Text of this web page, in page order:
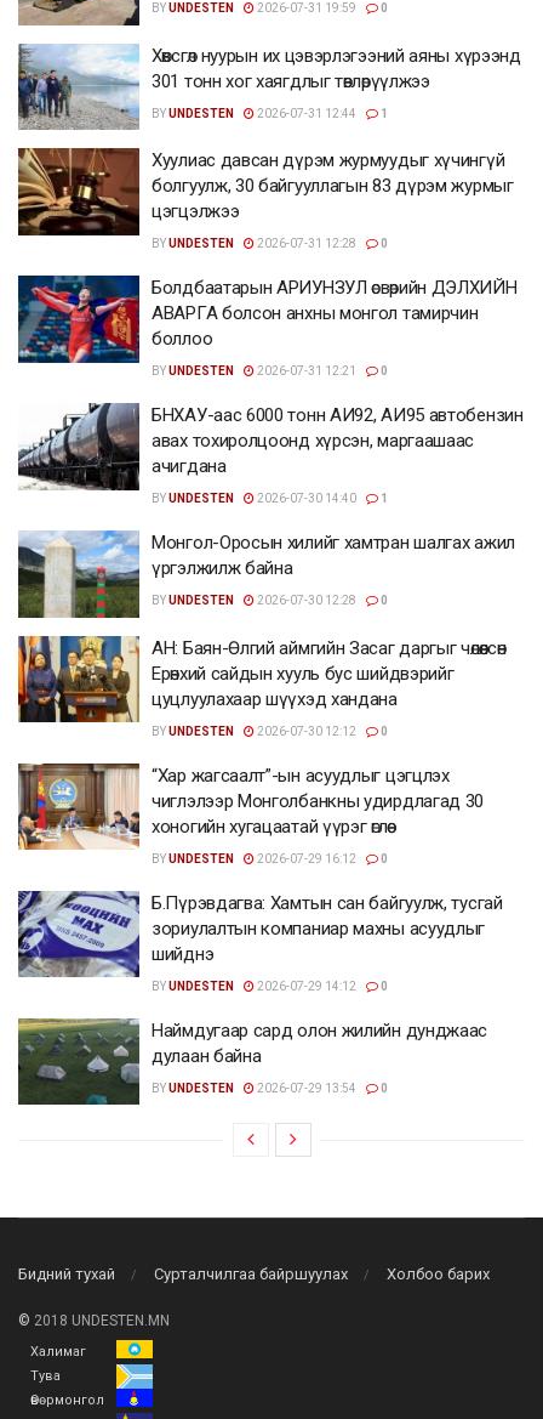
BYUNDESTEN 2026-07-31 19:59 0
Хөвсгөл нуурын их цэвэрлэгээний аяны хүрээнд
301 тонн хог хаягдлыг төвлөрүүлжээ
BYUNDESTEN 2026-07-31 12:44 1
Хуулиас давсан дүрэм журмуудыг хүчингүй
болгуулж, 30 байгууллагын 83 дүрэм журмыг
цэгцэлжээ
BYUNDESTEN 2026-07-31 12:28 0
Болдбаатарын АРИУНЗУЛ өсвөрийн ДЭЛХИЙН
АВАРГА болсон анхны монгол тамирчин
боллоо
BYUNDESTEN 2026-07-31 12:21 0
БНХАУ-аас 6000 тонн АИ92, АИ95 автобензин
авах тохиролцоонд хүрсэн, маргаашаас
ачигдана
BYUNDESTEN 2026-07-30 14:40 1
Монгол-Оросын хилийг хамтран шалгах ажил
үргэлжилж байна
BYUNDESTEN 2026-07-30 12:28 0
АН: Баян-Өлгий аймгийн Засаг даргыг чөлөөлсөн
Ерөнхий сайдын хууль бус шийдвэрийг
цуцлуулахаар шүүхэд хандана
BYUNDESTEN 2026-07-30 12:12 0
“Хар жагсаалт”-ын асуудлыг цэгцлэх
чиглэлээр Монголбанкны удирдлагад 30
хоногийн хугацаатай үүрэг өглөө
BYUNDESTEN 2026-07-29 16:12 0
Б.Пүрэвдагва: Хамтын сан байгуулж, тусгай
зориулалтын компаниар махны асуудлыг
шийднэ
BYUNDESTEN 2026-07-29 14:12 0
Наймдугаар сард олон жилийн дунджаас
дулаан байна
BYUNDESTEN 2026-07-29 13:54 0
Бидний тухай Сурталчилгаа байршуулах Холбоо барих
© 2018 UNDESTEN.MN
Халимаг
Тува
Өвөрмонгол